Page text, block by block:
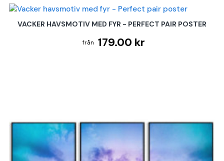
VACKER HAVSMOTIV MED FYR - PERFECT PAIR POSTER
179.00 kr